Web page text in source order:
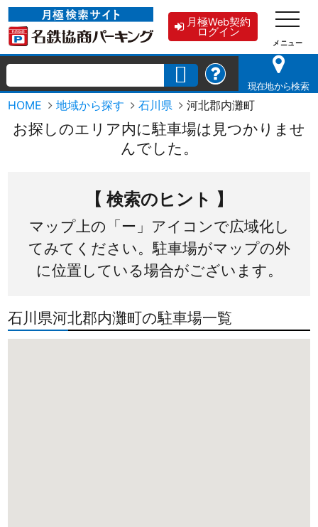
月極Web契約
ログイン
現在地から検索
HOME 地域から探す 石川県 河北郡内灘町
お探しのエリア内に駐車場は見つかりませ
んでした。
【 検索のヒント 】
マップ上の「ー」アイコンで広域化し
てみてください。駐車場がマップの外
に位置している場合がございます。
石川県河北郡内灘町の駐車場一覧